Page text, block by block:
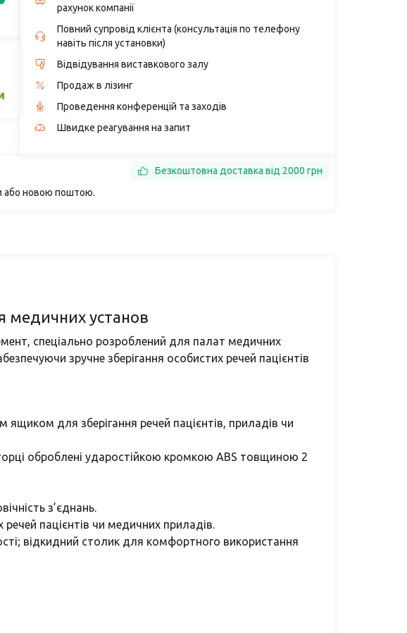
рахунок компанії
Повний супровід клієнта (консультація по телефону
навіть після установки)
Відвідування виставкового залу
Продаж в лізинг
Проведення конференцій та заходів
Швидке реагування на запит
або новою поштою.
Безкоштовна доставка від 2000 грн
медичних установ
спеціально розроблений для палат медичних
зручне зберігання особистих речей пацієнтів
для зберігання речей пацієнтів, приладів чи
оброблені ударостійкою кромкою ABS товщиною 2
з’єднань.
пацієнтів чи медичних приладів.
відкидний столик для комфортного використання